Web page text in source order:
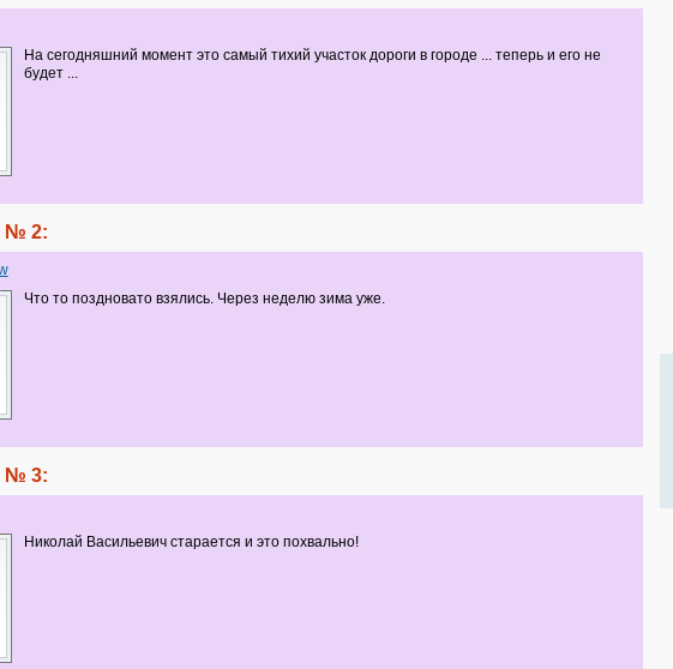
На сегодняшний момент это самый тихий участок дороги в городе ... теперь и его не
будет ...
№ 2:
Что то поздновато взялись. Через неделю зима уже.
№ 3:
Николай Васильевич старается и это похвально!